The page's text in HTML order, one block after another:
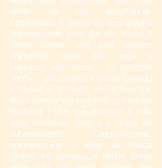
ciente da sua importância.
Conquistem a graça do seu próprio
subconsciente para que ele aceite a
Graça Divina, que está sempre
disponível. Deus não nega a
ninguém; são vocês – e somente
vocês – que negam a Deus! Quando
a dádiva é ofertada, vocês têm que
fazer apenas um pequeno gesto para
ganhá-la – têm que estender a mão
para recebê-la. Isso é a graça do
subconsciente. Conquistem-na,
ensinando-lhe o valor da Graça
Divina. Eu derramo a Minha Graça